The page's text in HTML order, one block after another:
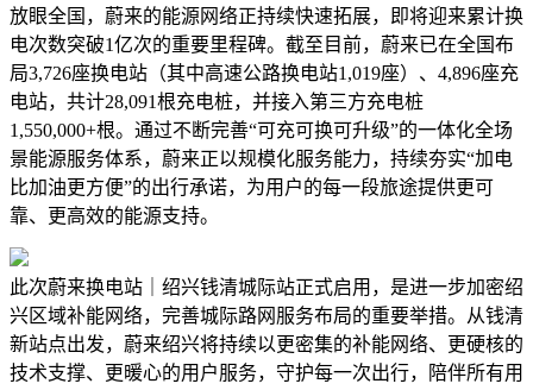
放眼全国，蔚来的能源网络正持续快速拓展，即将迎来累计换
电次数突破1亿次的重要里程碑。截至目前，蔚来已在全国布
局3,726座换电站（其中高速公路换电站1,019座）、4,896座充
电站，共计28,091根充电桩，并接入第三方充电桩
1,550,000+根。通过不断完善“可充可换可升级”的一体化全场
景能源服务体系，蔚来正以规模化服务能力，持续夯实“加电
比加油更方便”的出行承诺，为用户的每一段旅途提供更可
靠、更高效的能源支持。
此次蔚来换电站｜绍兴钱清城际站正式启用，是进一步加密绍
兴区域补能网络，完善城际路网服务布局的重要举措。从钱清
新站点出发，蔚来绍兴将持续以更密集的补能网络、更硬核的
技术支撑、更暖心的用户服务，守护每一次出行，陪伴所有用